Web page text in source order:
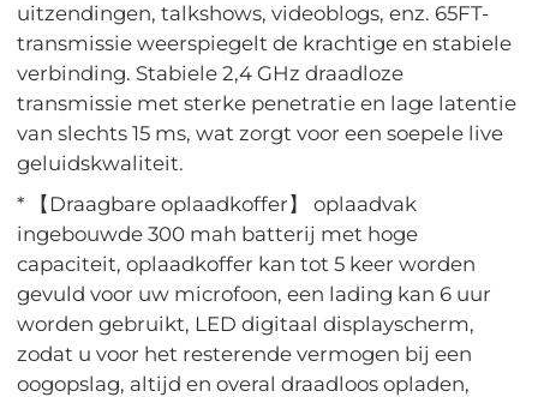
uitzendingen, talkshows, videoblogs, enz. 65FT-
transmissie weerspiegelt de krachtige en stabiele
verbinding. Stabiele 2,4 GHz draadloze
transmissie met sterke penetratie en lage latentie
van slechts 15 ms, wat zorgt voor een soepele live
geluidskwaliteit.
* 【Draagbare oplaadkoffer】 oplaadvak
ingebouwde 300 mah batterij met hoge
capaciteit, oplaadkoffer kan tot 5 keer worden
gevuld voor uw microfoon, een lading kan 6 uur
worden gebruikt, LED digitaal displayscherm,
zodat u voor het resterende vermogen bij een
oogopslag, altijd en overal draadloos opladen,